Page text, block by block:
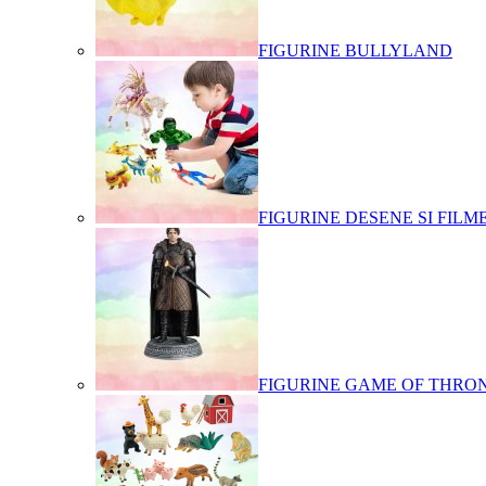
FIGURINE BULLYLAND
FIGURINE DESENE SI
FIGURINE GAME OF